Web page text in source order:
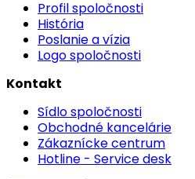
Profil spoločnosti
História
Poslanie a vízia
Logo spoločnosti
Kontakt
Sídlo spoločnosti
Obchodné kancelárie
Zákaznícke centrum
Hotline - Service desk